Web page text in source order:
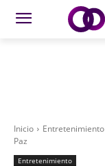
Inicio Entretenimiento
Paz
Entretenimiento